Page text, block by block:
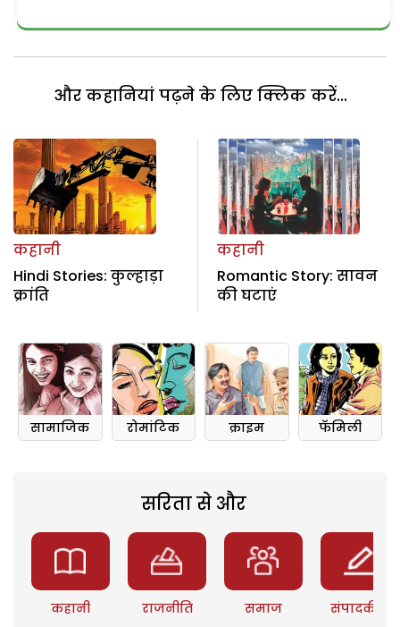
और कहानियां पढ़ने के लिए क्लिक करें...
कहानी
Hindi Stories: कुल्हाड़ा
क्रांति
कहानी
Romantic Story: सावन
की घटाएं
सामाजिक रोमांटिक क्राइम फॅमिली
सरिता से और
कहानी राजनीति समाज संपादकीय